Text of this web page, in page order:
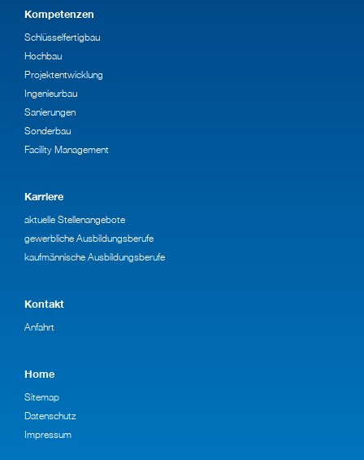
Kompetenzen
Schlüsselfertigbau
Hochbau
Projektentwicklung
Ingenieurbau
Sanierungen
Sonderbau
Facility Management
Karriere
aktuelle Stellenangebote
gewerbliche Ausbildungsberufe
kaufmännische Ausbildungsberufe
Kontakt
Anfahrt
Home
Sitemap
Datenschutz
Impressum